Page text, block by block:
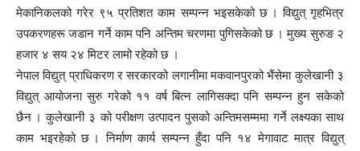
मेकानिकलको गरेर ९५ प्रतिशत काम सम्पन्न भइसकेको छ । विद्युत् गृहभित्र
उपकरणहरू जडान गर्ने काम पनि अन्तिम चरणमा पुगिसकेको छ । मुख्य सुरुङ २
हजार ४ सय २४ मिटर लामो रहेको छ ।
नेपाल विद्युत् प्राधिकरण र सरकारको लगानीमा मकवानपुरको भैंसेमा कुलेखानी ३
विद्युत् आयोजना सुरु गरेको ११ वर्ष बित्न लागिसक्दा पनि सम्पन्न हुन सकेको
छैन । कुलेखानी ३ को परीक्षण उत्पादन पुसको अन्तिमसम्ममा गर्ने लक्ष्यका साथ
काम भइरहेको छ । निर्माण कार्य सम्पन्न हुँदा पनि १४ मेगावाट मात्र विद्युत्